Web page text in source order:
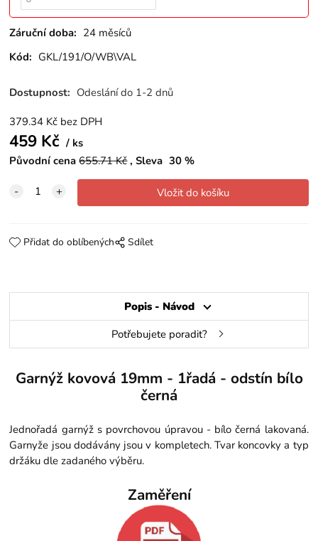
Záruční doba: 24 měsíců
Kód: GKL/191/O/WB\VAL
Dostupnost: Odeslání do 1-2 dnů
379.34 Kč bez DPH
459 Kč
ks
Původní cena 655.71Kč Sleva 30 %
Přidat do oblíbených Sdílet
Popis - Návod
Potřebujete poradit?
Garnýž kovová 19mm - 1řadá - odstín bílo
černá
Jednořadá garnýž s povrchovou úpravou - bílo černá lakovaná.
Garnyže jsou dodávány jsou v kompletech. Tvar koncovky a typ
držáku dle zadaného výběru.
Zaměření